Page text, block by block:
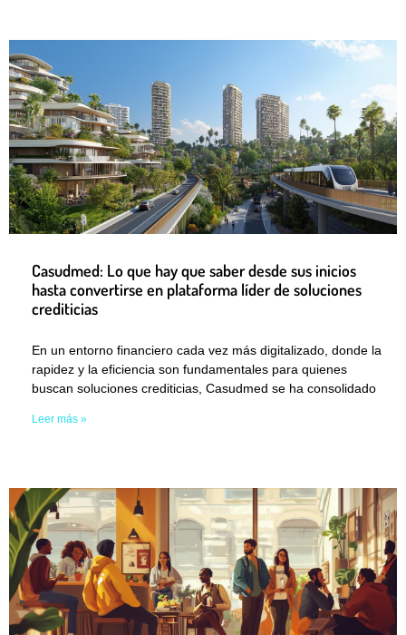
Casudmed: Lo que hay que saber desde sus inicios
hasta convertirse en plataforma líder de soluciones
crediticias
En un entorno financiero cada vez más digitalizado, donde la
rapidez y la eficiencia son fundamentales para quienes
buscan soluciones crediticias, Casudmed se ha consolidado
Leer más »